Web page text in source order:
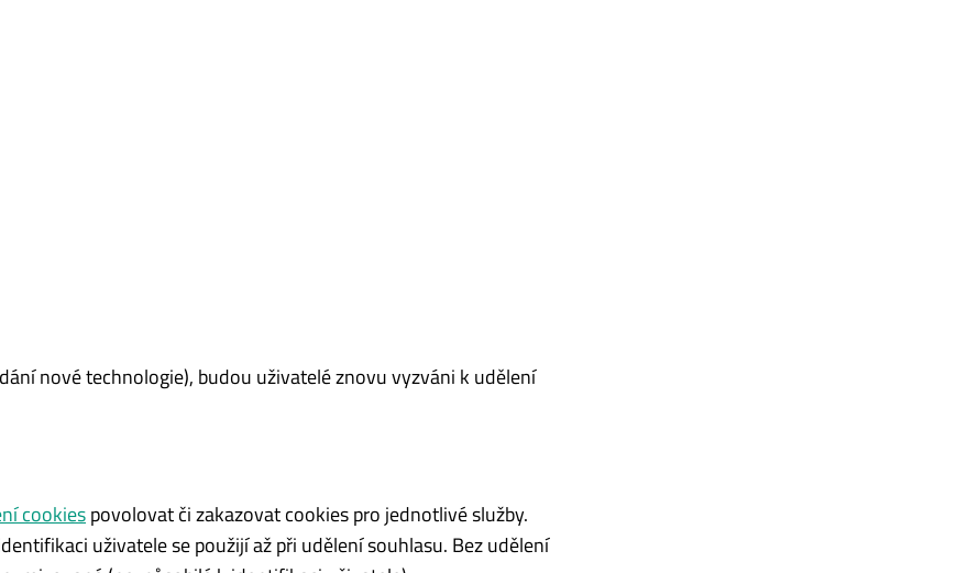
nové technologie), budou uživatelé znovu vyzváni k udělení
cookiespovolovat či zakazovat cookies pro jednotlivé služby.
uživatele se použijí až při udělení souhlasu. Bez udělení